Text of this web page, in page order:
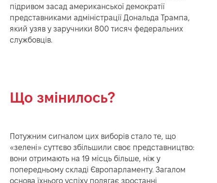
підривом засад американської демократії
представниками адміністрації Дональда Трампа,
який узяв у заручники 800 тисяч федеральних
службовців.
Що змінилось?
Потужним сигналом цих виборів стало те, що
«зелені» суттєво збільшили своє представництво:
вони отримають на 19 місць більше, ніж у
попередньому складі Європарламенту. Загалом
основа їхнього успіху полягає зростанні